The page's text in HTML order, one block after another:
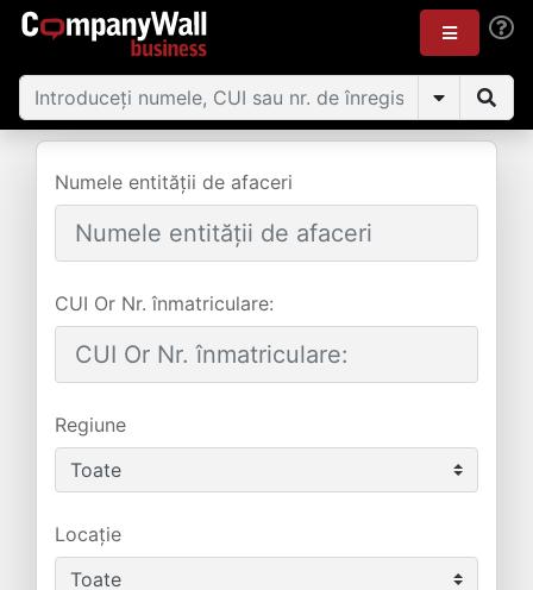
Numele entității de afaceri
CUI Or Nr. înmatriculare:
Regiune
Locație